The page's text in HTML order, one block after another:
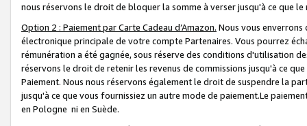
nous réservons le droit de bloquer la somme à verser jusqu'à ce que
Option 2 : Paiement par Carte Cadeau d’Amazon. Nous vous
électronique principale de votre compte Partenaires. Vous pourrez
rémunération a été gagnée, sous réserve des conditions d'utilisation
réservons le droit de retenir les revenus de commissions jusqu'à ce
Paiement. Nous nous réservons également le droit de suspendre la
jusqu'à ce que vous fournissiez un autre mode de paiement.Le
en Pologne ni en Suède.